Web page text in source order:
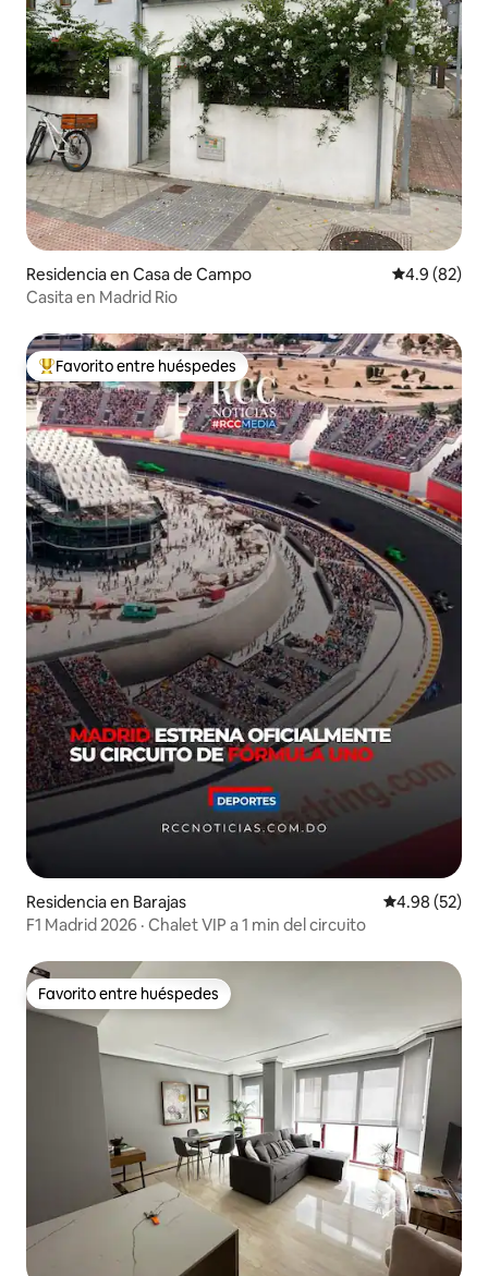
Residencia en Casa de Campo Calificación
4.9 (82)
Casita en Madrid Rio
De los mejores en Favorito entre huéspedes
Favorito entre huéspedes
Residencia en Barajas Calificación
4.98 (52)
F1 Madrid 2026 · Chalet VIP a 1 min del circuito
Favorito entre huéspedes
Favorito entre huéspedes